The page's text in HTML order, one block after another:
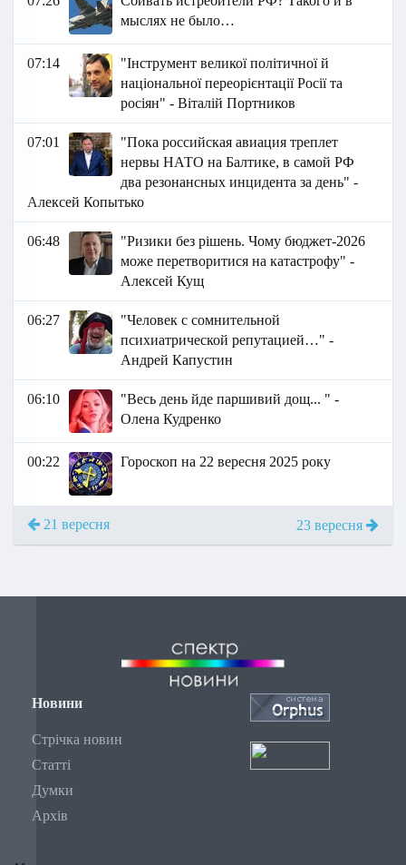
мыслях не было…
07:14
"Інструмент великої політичної й
національної переорієнтації Росії та
росіян" - Віталій Портников
07:01
"Пока российская авиация треплет
нервы НАТО на Балтике, в самой РФ
два резонансных инцидента за день" -
Алексей Копытько
06:48
"Ризики без рішень. Чому бюджет-2026
може перетворитися на катастрофу" -
Алексей Кущ
06:27
"Человек с сомнительной
психиатрической репутацией…" -
Андрей Капустин
06:10
"Весь день йде паршивий дощ... " -
Олена Кудренко
00:22 Гороскоп на 22 вересня 2025 року
21 вересня 23 вересня
Новини
Стрічка новин
Статті
Думки
Архів